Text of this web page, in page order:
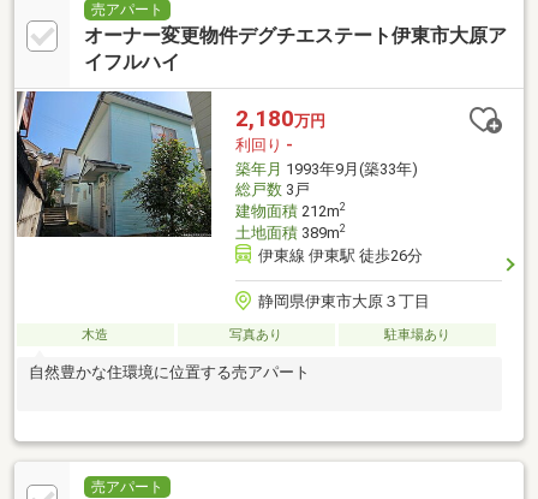
売アパート
オーナー変更物件デグチエステート伊東市大原ア
イフルハイ
2,180万円
利回り -
築年月 1993年9月(築33年)
総戸数3戸
建物面積212m2
土地面積389m2
伊東線 伊東駅 徒歩26分
静岡県伊東市大原３丁目
木造 写真あり 駐車場あり
自然豊かな住環境に位置する売アパート
売アパート